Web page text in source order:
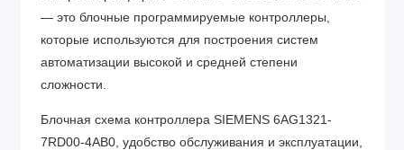
— это блочные программируемые контроллеры,
которые используются для построения систем
автоматизации высокой и средней степени
сложности.
Блочная схема контроллера SIEMENS 6AG1321-
7RD00-4AB0, удобство обслуживания и эксплуатации,